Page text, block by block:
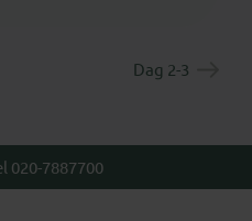
Dag 2-3
020-7887700